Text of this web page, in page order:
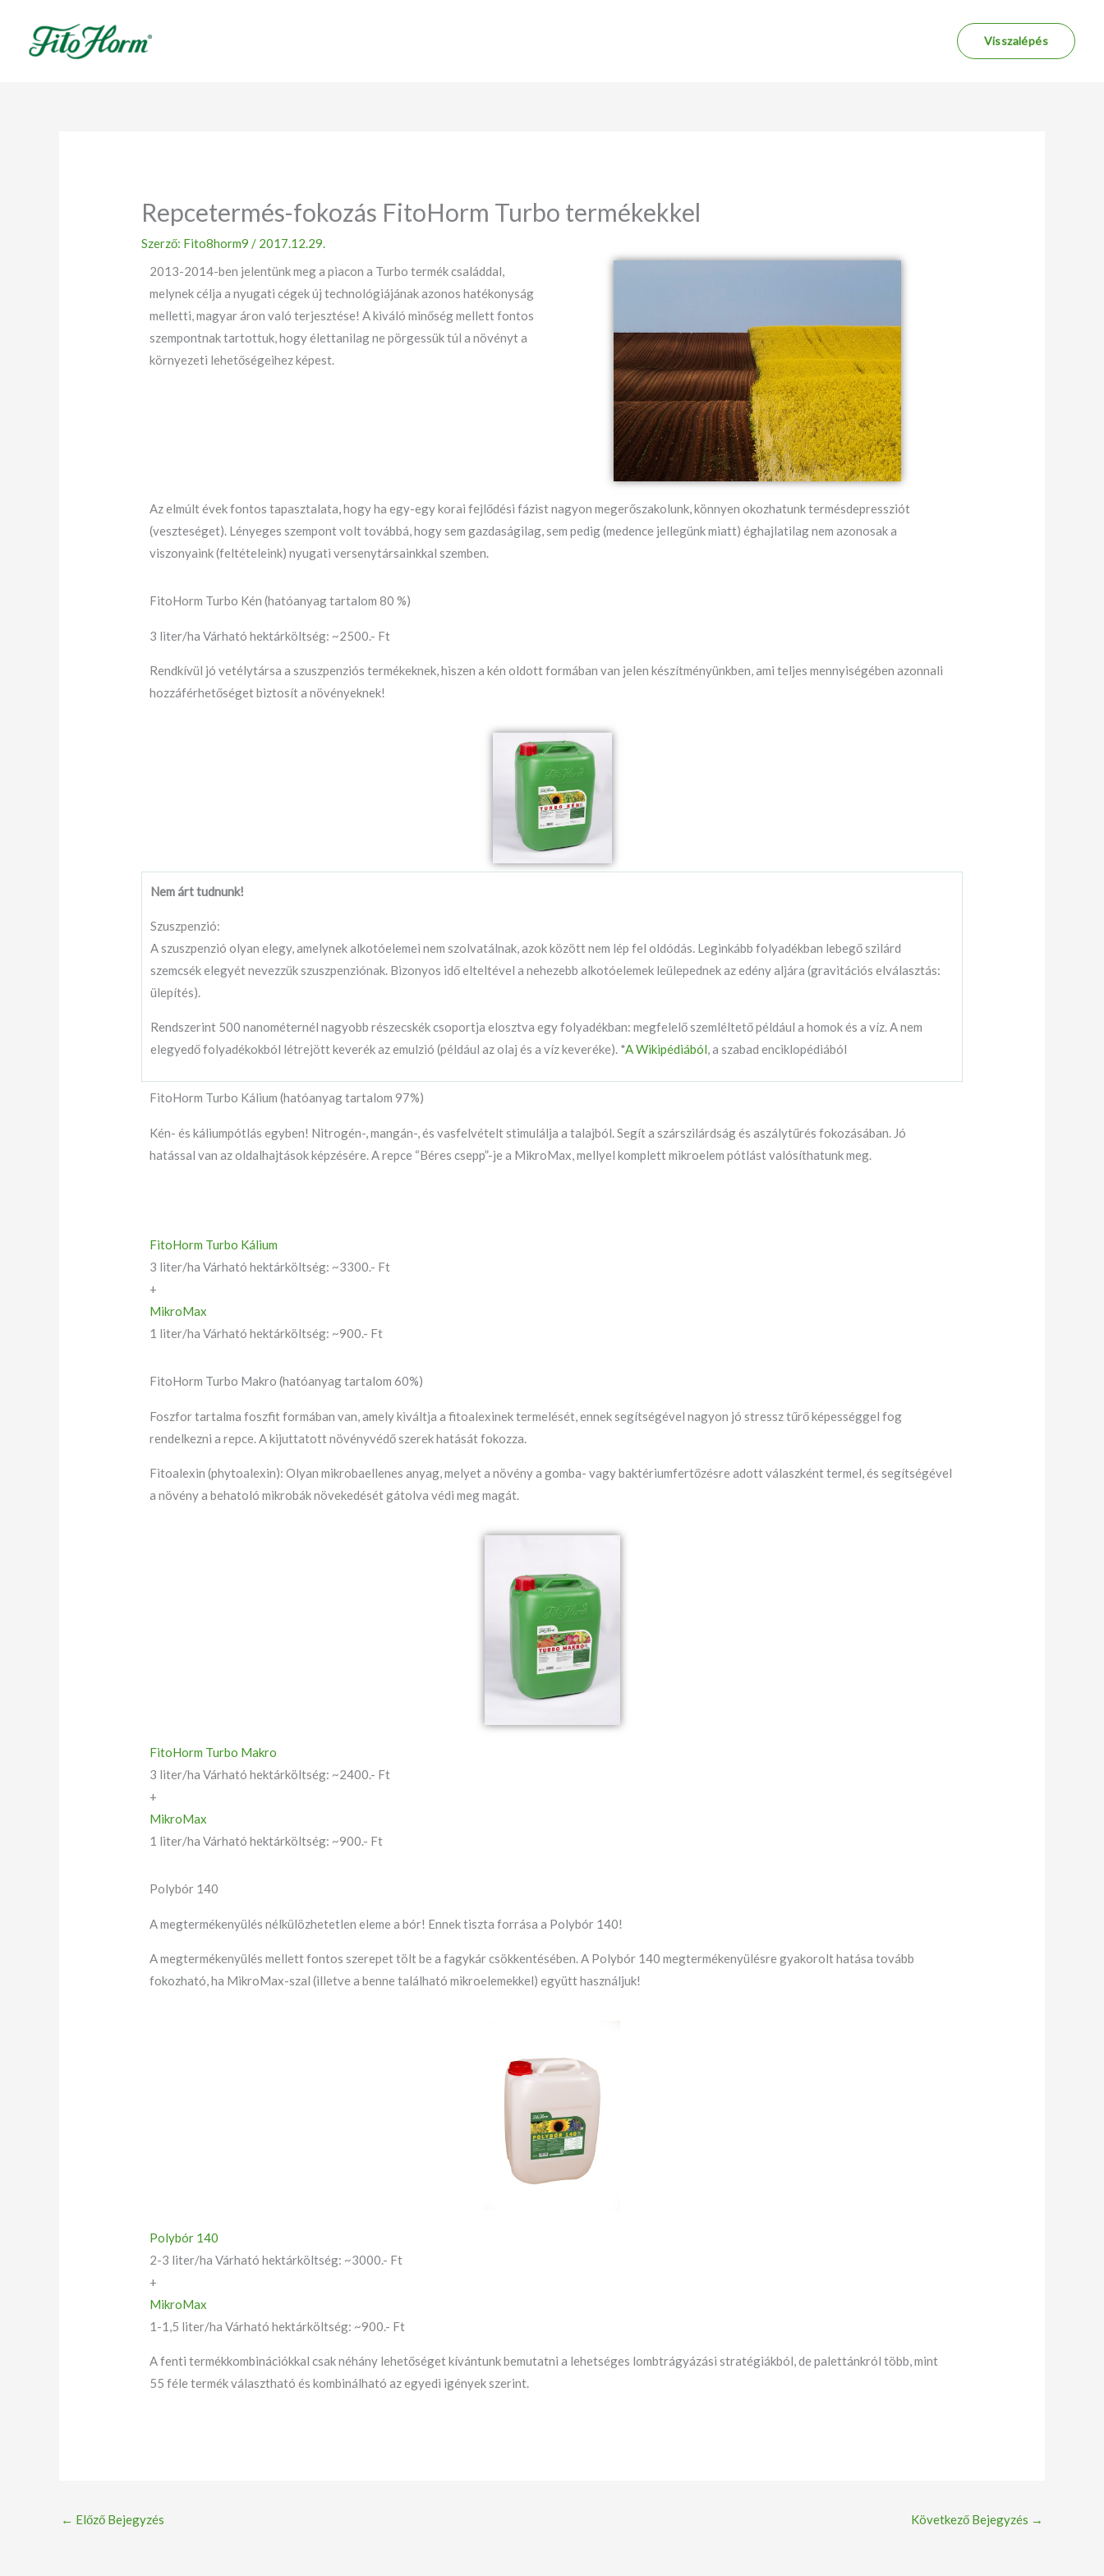
tartalomhoz
Visszalépés
Repcetermés-fokozás FitoHorm Turbo termékekkel
Szerző: Fito8horm9/ 2017.12.29.
2013-2014-ben jelentünk meg a piacon a Turbo termék családdal,
melynek célja a nyugati cégek új technológiájának azonos hatékonyság
melletti, magyar áron való terjesztése! A kiváló minőség mellett fontos
szempontnak tartottuk, hogy élettanilag ne pörgessük túl a növényt a
környezeti lehetőségeihez képest.
Az elmúlt évek fontos tapasztalata, hogy ha egy-egy korai fejlődési fázist nagyon megerőszakolunk, könnyen okozhatunk termésdepressziót
(veszteséget). Lényeges szempont volt továbbá, hogy sem gazdaságilag, sem pedig (medence jellegünk miatt) éghajlatilag nem azonosak a
viszonyaink (feltételeink) nyugati versenytársainkkal szemben.
FitoHorm Turbo Kén (hatóanyag tartalom 80 %)
3 liter/ha Várható hektárköltség: ~2500.- Ft
Rendkívül jó vetélytársa a szuszpenziós termékeknek, hiszen a kén oldott formában van jelen készítményünkben, ami teljes mennyiségében azonnali
hozzáférhetőséget biztosít a növényeknek!
Nem árt tudnunk!
Szuszpenzió:
A szuszpenzió olyan elegy, amelynek alkotóelemei nem szolvatálnak, azok között nem lép fel oldódás. Leginkább folyadékban lebegő szilárd
szemcsék elegyét nevezzük szuszpenziónak. Bizonyos idő elteltével a nehezebb alkotóelemek leülepednek az edény aljára (gravitációs elválasztás:
ülepítés).
Rendszerint 500 nanométernél nagyobb részecskék csoportja elosztva egy folyadékban: megfelelő szemléltető például a homok és a víz. A nem
elegyedő folyadékokból létrejött keverék az emulzió (például az olaj és a víz keveréke). *A Wikipédiából, a szabad enciklopédiából
FitoHorm Turbo Kálium (hatóanyag tartalom 97%)
Kén- és káliumpótlás egyben! Nitrogén-, mangán-, és vasfelvételt stimulálja a talajból. Segít a szárszilárdság és aszálytűrés fokozásában. Jó
hatással van az oldalhajtások képzésére. A repce “Béres csepp”-je a MikroMax, mellyel komplett mikroelem pótlást valósíthatunk meg.
FitoHorm Turbo Kálium
3 liter/ha Várható hektárköltség: ~3300.- Ft
+
MikroMax
1 liter/ha Várható hektárköltség: ~900.- Ft
FitoHorm Turbo Makro (hatóanyag tartalom 60%)
Foszfor tartalma foszfit formában van, amely kiváltja a fitoalexinek termelését, ennek segítségével nagyon jó stressz tűrő képességgel fog
rendelkezni a repce. A kijuttatott növényvédő szerek hatását fokozza.
Fitoalexin (phytoalexin): Olyan mikrobaellenes anyag, melyet a növény a gomba- vagy baktériumfertőzésre adott válaszként termel, és segítségével
a növény a behatoló mikrobák növekedését gátolva védi meg magát.
FitoHorm Turbo Makro
3 liter/ha Várható hektárköltség: ~2400.- Ft
+
MikroMax
1 liter/ha Várható hektárköltség: ~900.- Ft
Polybór 140
A megtermékenyülés nélkülözhetetlen eleme a bór! Ennek tiszta forrása a Polybór 140!
A megtermékenyülés mellett fontos szerepet tölt be a fagykár csökkentésében. A Polybór 140 megtermékenyülésre gyakorolt hatása tovább
fokozható, ha MikroMax-szal (illetve a benne található mikroelemekkel) együtt használjuk!
Polybór 140
2-3 liter/ha Várható hektárköltség: ~3000.- Ft
+
MikroMax
1-1,5 liter/ha Várható hektárköltség: ~900.- Ft
A fenti termékkombinációkkal csak néhány lehetőséget kívántunk bemutatni a lehetséges lombtrágyázási stratégiákból, de palettánkról több, mint
55 féle termék választható és kombinálható az egyedi igények szerint.
← Előző Bejegyzés Következő Bejegyzés →